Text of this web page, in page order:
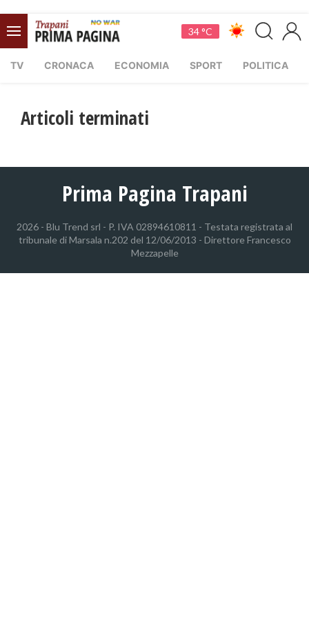
34 °C
TV CRONACA ECONOMIA SPORT POLITICA
Articoli terminati
Prima Pagina Trapani
2026 - Blu Trend srl - P. IVA 02894610811 - Testata registrata al
tribunale di Marsala n.202 del 12/06/2013 - Direttore Francesco
Mezzapelle